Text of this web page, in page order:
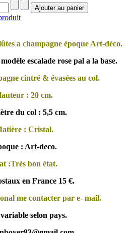
a champagne époque Art-déco.
escalade rose pal a la base.
cintré & évasées au col.
: 20 cm.
du col : 5,5 cm.
: Cristal.
: Art-deco.
:Très bon état.
en France 15 €.
me contacter par e- mail.
selon pays.